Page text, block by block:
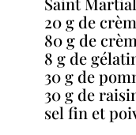
20 g de
80 g de
8 g de
30 g de
30 g de
sel fin et